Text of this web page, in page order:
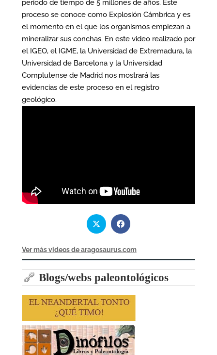
periodo de tiempo de 5 millones de años. Este
proceso se conoce como Explosión Cámbrica y es
el momento en el que los organismos empiezan a
mineralizar sus conchas. En este video realizado por
el IGEO, el IGME, la Universidad de Extremadura, la
Universidad de Barcelona y la Universidad
Complutense de Madrid nos mostrará las
evidencias de este proceso en el registro
geológico.
Ver más videos de aragosaurus.com
Blogs/webs paleontológicos